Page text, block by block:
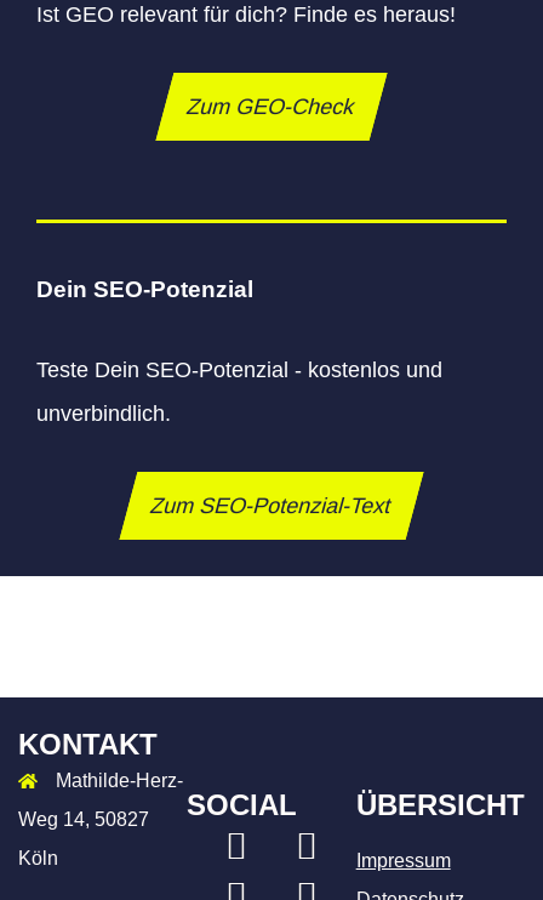
Ist GEO relevant für dich? Finde es heraus!
Zum GEO-Check
Dein SEO-Potenzial
Teste Dein SEO-Potenzial - kostenlos und
unverbindlich.
Zum SEO-Potenzial-Text
KONTAKT
Mathilde-Herz-
Weg 14, 50827
Köln
SOCIAL
LinkedIn
Instagram
ÜBERSICHT
Impressum